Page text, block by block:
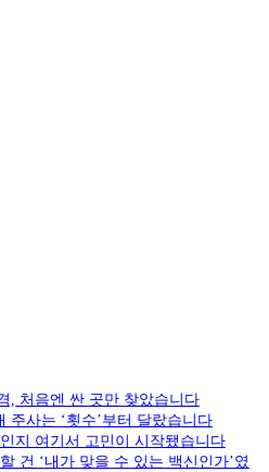
, 처음엔 싼 곳만 찾았습니다
주사는 ‘횟수’부터 달랐습니다
지 여기서 고민이 시작됐습니다
건 ‘내가 맞을 수 있는 백신인가’였